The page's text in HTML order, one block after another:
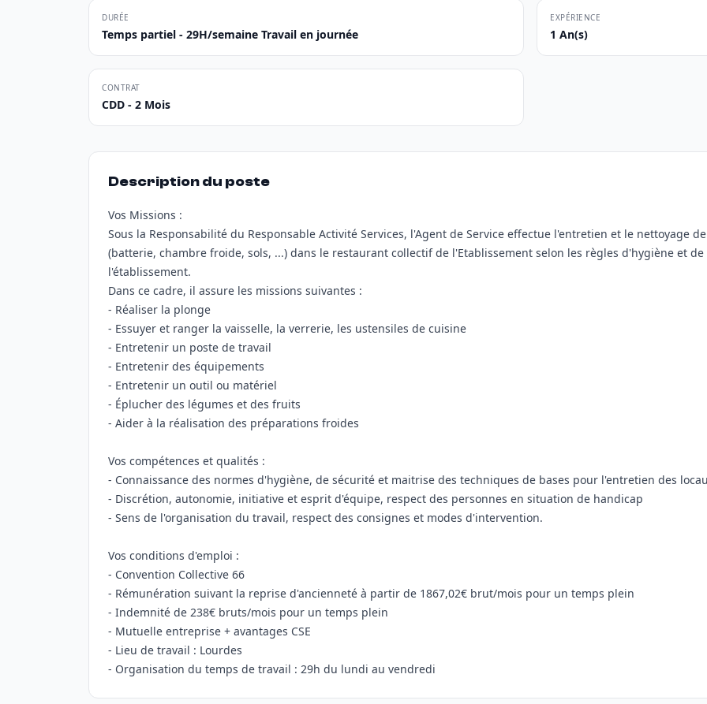
DURÉE
Temps partiel - 29H/semaine Travail en journée
EXPÉRIENCE
1 An(s)
CONTRAT
CDD - 2 Mois
Description du poste
Vos Missions :
Sous la Responsabilité du Responsable Activité Services, l'Agent de Service effectue l'entretien et le nettoyage
(batterie, chambre froide, sols, ...) dans le restaurant collectif de l'Etablissement selon les règles d'hygiène et
l'établissement.
Dans ce cadre, il assure les missions suivantes :
- Réaliser la plonge
- Essuyer et ranger la vaisselle, la verrerie, les ustensiles de cuisine
- Entretenir un poste de travail
- Entretenir des équipements
- Entretenir un outil ou matériel
- Éplucher des légumes et des fruits
- Aider à la réalisation des préparations froides
Vos compétences et qualités :
- Connaissance des normes d'hygiène, de sécurité et maitrise des techniques de bases pour l'entretien des
- Discrétion, autonomie, initiative et esprit d'équipe, respect des personnes en situation de handicap
- Sens de l'organisation du travail, respect des consignes et modes d'intervention.
Vos conditions d'emploi :
- Convention Collective 66
- Rémunération suivant la reprise d'ancienneté à partir de 1867,02€ brut/mois pour un temps plein
- Indemnité de 238€ bruts/mois pour un temps plein
- Mutuelle entreprise + avantages CSE
- Lieu de travail : Lourdes
- Organisation du temps de travail : 29h du lundi au vendredi